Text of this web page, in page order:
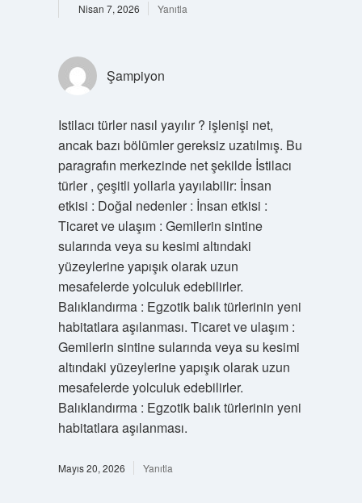
Nisan 7, 2026 Yanıtla
Şampiyon
Istilacı türler nasıl yayılır ? işlenişi net,
ancak bazı bölümler gereksiz uzatılmış. Bu
paragrafın merkezinde net şekilde İstilacı
türler , çeşitli yollarla yayılabilir: İnsan
etkisi : Doğal nedenler : İnsan etkisi :
Ticaret ve ulaşım : Gemilerin sintine
sularında veya su kesimi altındaki
yüzeylerine yapışık olarak uzun
mesafelerde yolculuk edebilirler.
Balıklandırma : Egzotik balık türlerinin yeni
habitatlara aşılanması. Ticaret ve ulaşım :
Gemilerin sintine sularında veya su kesimi
altındaki yüzeylerine yapışık olarak uzun
mesafelerde yolculuk edebilirler.
Balıklandırma : Egzotik balık türlerinin yeni
habitatlara aşılanması.
Mayıs 20, 2026 Yanıtla